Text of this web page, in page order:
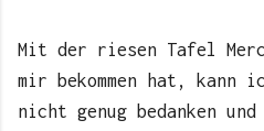
Mit der riesen Tafel
mir bekommen hat, kann
nicht genug bedanken